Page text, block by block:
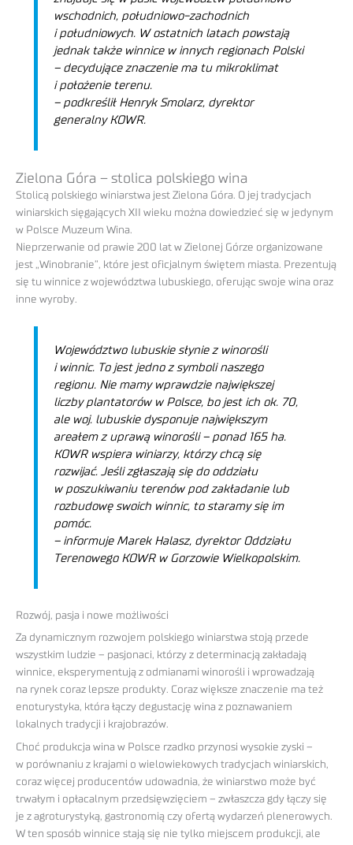
wschodnich, południowo-zachodnich
i południowych. W ostatnich latach powstają
jednak także winnice w innych regionach Polski
– decydujące znaczenie ma tu mikroklimat
i położenie terenu.
– podkreślił Henryk Smolarz, dyrektor
generalny KOWR.
Zielona Góra – stolica polskiego wina
Stolicą polskiego winiarstwa jest Zielona Góra. O jej tradycjach
winiarskich sięgających XII wieku można dowiedzieć się w jedynym
w Polsce Muzeum Wina.
Nieprzerwanie od prawie 200 lat w Zielonej Górze organizowane
jest „Winobranie”, które jest oficjalnym świętem miasta. Prezentują
się tu winnice z województwa lubuskiego, oferując swoje wina oraz
inne wyroby.
Województwo lubuskie słynie z winorośli
i winnic. To jest jedno z symboli naszego
regionu. Nie mamy wprawdzie największej
liczby plantatorów w Polsce, bo jest ich ok. 70,
ale woj. lubuskie dysponuje największym
areałem z uprawą winorośli – ponad 165 ha.
KOWR wspiera winiarzy, którzy chcą się
rozwijać. Jeśli zgłaszają się do oddziału
w poszukiwaniu terenów pod zakładanie lub
rozbudowę swoich winnic, to staramy się im
pomóc.
– informuje Marek Halasz, dyrektor Oddziału
Terenowego KOWR w Gorzowie Wielkopolskim.
Rozwój, pasja i nowe możliwości
Za dynamicznym rozwojem polskiego winiarstwa stoją przede
wszystkim ludzie – pasjonaci, którzy z determinacją zakładają
winnice, eksperymentują z odmianami winorośli i wprowadzają
na rynek coraz lepsze produkty. Coraz większe znaczenie ma też
enoturystyka, która łączy degustację wina z poznawaniem
lokalnych tradycji i krajobrazów.
Choć produkcja wina w Polsce rzadko przynosi wysokie zyski –
w porównaniu z krajami o wielowiekowych tradycjach winiarskich,
coraz więcej producentów udowadnia, że winiarstwo może być
trwałym i opłacalnym przedsięwzięciem – zwłaszcza gdy łączy się
je z agroturystyką, gastronomią czy ofertą wydarzeń plenerowych.
W ten sposób winnice stają się nie tylko miejscem produkcji, ale